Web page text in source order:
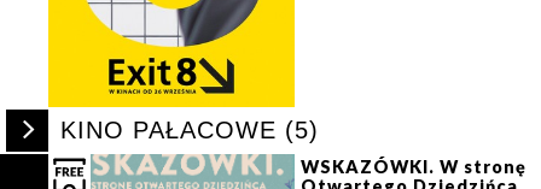
Rozwiń
zwiń
s KINO PAŁACOWE (5)
WSKAZÓWKI. W stronę